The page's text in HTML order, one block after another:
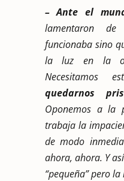
– Ante el
lamentaron
funcionaba sino
la luz en la
Necesitamos
quedarnos
Oponemos a la
trabaja la
de modo
ahora, ahora. Y
“pequeña” pero